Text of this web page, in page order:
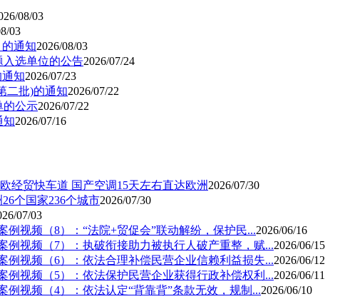
08/03
03
通知2026/08/03
入选单位的公告2026/07/24
知2026/07/23
二批)的通知2026/07/22
的公示2026/07/22
知2026/07/16
欧经贸快车道 国产空调15天左右直达欧洲 2026/07/30
个国家236个城市2026/07/30
07/03
（8）：“法院+贸促会”联动解纷，保护民...2026/06/16
视频（7）：执破衔接助力被执行人破产重整，赋...2026/06/15
视频（6）：依法合理补偿民营企业信赖利益损失...2026/06/12
频（5）：依法保护民营企业获得行政补偿权利...2026/06/11
（4）：依法认定“背靠背”条款无效，规制...2026/06/10